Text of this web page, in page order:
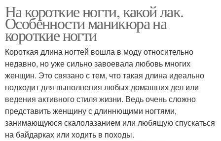
На короткие ногти, какой лак.
Особенности маникюра на
короткие ногти
Короткая длина ногтей вошла в моду относительно
недавно, но уже сильно завоевала любовь многих
женщин. Это связано с тем, что такая длина идеально
подходит для выполнения любых домашних дел или
ведения активного стиля жизни. Ведь очень сложно
представить женщину с длиннющими ногтями,
занимающуюся скалолазанием или любящую спускаться
на байдарках или ходить в походы.